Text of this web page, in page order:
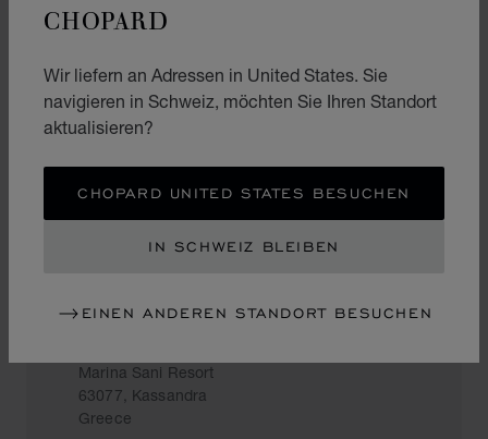
CHOPARD
Wir liefern an Adressen in United States. Sie
navigieren in Schweiz, möchten Sie Ihren Standort
aktualisieren?
CHOPARD UNITED STATES BESUCHEN
IN SCHWEIZ BLEIBEN
EINEN ANDEREN STANDORT BESUCHEN
CROESUS
71202, Heraklion Crete
Greece
Marina Sani Resort
63077, Kassandra
Greece